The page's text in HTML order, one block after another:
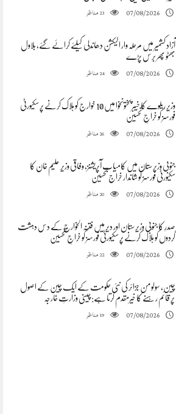
07/08/2026
23مناظر
آزاد کشمیر میں مرحلہ وار الیکشن دھاندلی کیلئے کرائے گئے، بلاول
بھٹو پھر برس پڑے
07/08/2026
24مناظر
وزیر ریلوے کا خیبرپختونخوا میں 10 خوارج کو ہلاک کرنے پر سکیورٹی
فورسز کو خراجِ تحسین
07/08/2026
26مناظر
جنوبی وزیرستان میں کامیاب آپریشنز، وفاقی وزیر علیم خان کا
سکیورٹی فورسز کو شاندار خراج تحسین
07/08/2026
20مناظر
صدرِ کا جنوبی وزیرستان اور دیر میں فتنہ الخوارج کے دس دہشت
گردوں کو ہلاک کرنے پر سکیورٹی فورسز کو خراجِ تحسین
07/08/2026
22مناظر
چین، سولومن جزائر کی نئی حکومت کے ایک چین کے اصول
پر قائم رہنے کا خیرمقدم کرتا ہے: چینی وزارتِ خارجہ
07/08/2026
19مناظر